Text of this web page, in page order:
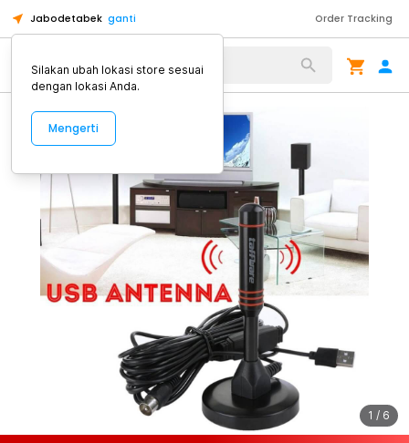
Jabodetabek ganti Order Tracking
Alat Kopi
1 / 6
Silakan ubah lokasi store sesuai
dengan lokasi Anda.
Mengerti